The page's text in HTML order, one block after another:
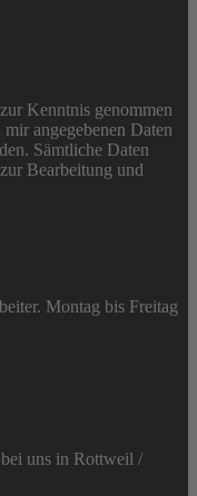
Kenntnis genommen
angegebenen Daten
Sämtliche Daten
Bearbeitung und
Montag bis Freitag
uns in Rottweil /